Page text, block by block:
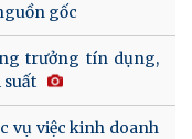
gốc
trưởng tín dụng,
suất
vụ việc kinh doanh